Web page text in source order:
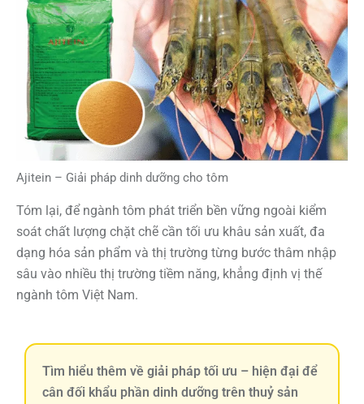
Ajitein – Giải pháp dinh dưỡng cho tôm
Tóm lại, để ngành tôm phát triển bền vững ngoài kiểm
soát chất lượng chặt chẽ cần tối ưu khâu sản xuất, đa
dạng hóa sản phẩm và thị trường từng bước thâm nhập
sâu vào nhiều thị trường tiềm năng, khẳng định vị thế
ngành tôm Việt Nam.
Tìm hiểu thêm về giải pháp tối ưu – hiện đại để
cân đối khẩu phần dinh dưỡng trên thuỷ sản